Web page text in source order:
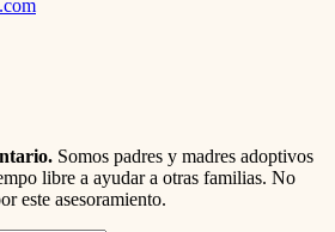
Somos padres y madres adoptivos
libre a ayudar a otras familias. No
este asesoramiento.